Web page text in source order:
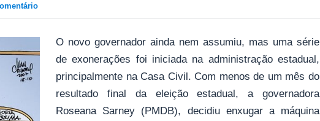
O novo governador ainda nem assumiu, mas uma série
de exonerações foi iniciada na administração estadual,
principalmente na Casa Civil. Com menos de um mês do
resultado final da eleição estadual, a governadora
Roseana Sarney (PMDB), decidiu enxugar a máquina